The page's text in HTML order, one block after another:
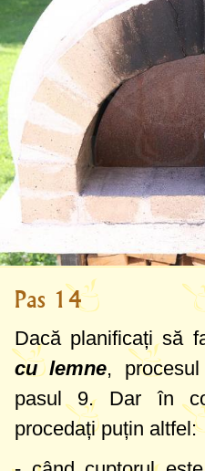
Pas 14
Dacă planificați să
cu lemne,
pasul 9. Dar în
procedați puțin altfel: